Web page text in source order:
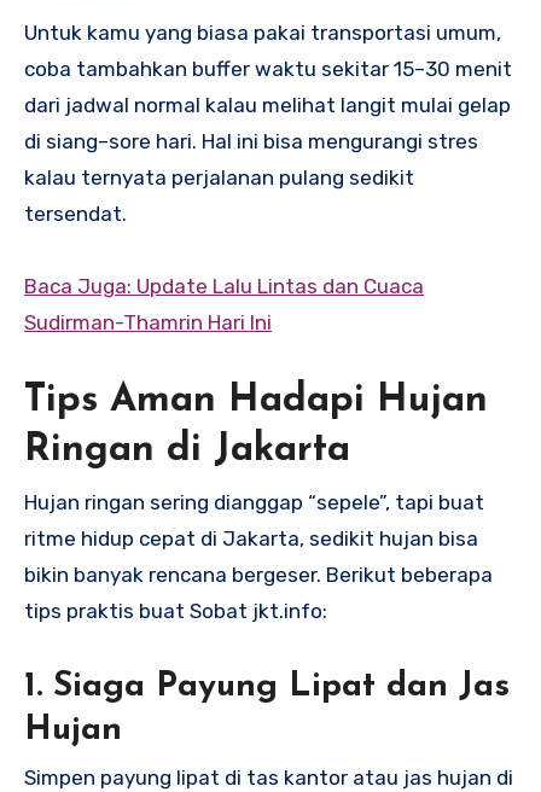
Untuk kamu yang biasa pakai transportasi umum,
coba tambahkan buffer waktu sekitar 15–30 menit
dari jadwal normal kalau melihat langit mulai gelap
di siang–sore hari. Hal ini bisa mengurangi stres
kalau ternyata perjalanan pulang sedikit
tersendat.
Baca Juga: Update Lalu Lintas dan Cuaca
Sudirman-Thamrin Hari Ini
Tips Aman Hadapi Hujan
Ringan di Jakarta
Hujan ringan sering dianggap “sepele”, tapi buat
ritme hidup cepat di Jakarta, sedikit hujan bisa
bikin banyak rencana bergeser. Berikut beberapa
tips praktis buat Sobat jkt.info:
1. Siaga Payung Lipat dan Jas
Hujan
Simpen payung lipat di tas kantor atau jas hujan di